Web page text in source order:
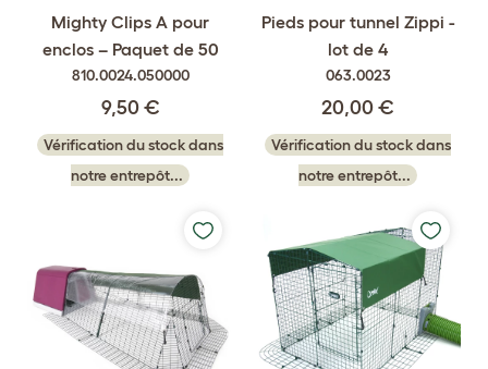
Mighty Clips A pour
enclos – Paquet de 50
810.0024.050000
9,50 €
Vérification du stock dans
notre entrepôt...
Pieds pour tunnel Zippi -
lot de 4
063.0023
20,00 €
Vérification du stock dans
notre entrepôt...